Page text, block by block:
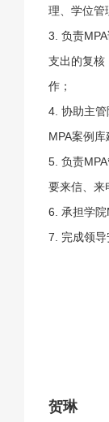
理、学位管
3. 负责
支出的复核
作；
4. 协助主管
MPA案例库
5. 负责
要来信、来
6. 承担学院
7. 完成领导
贺琳